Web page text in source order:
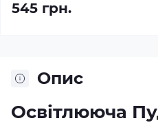
545 грн.
Опис
Освітлююча